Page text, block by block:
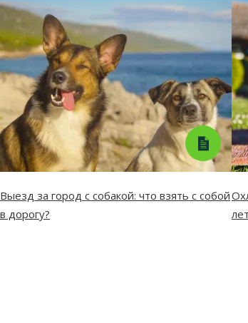
Выезд за город с собакой: что взять с собой
в дорогу?